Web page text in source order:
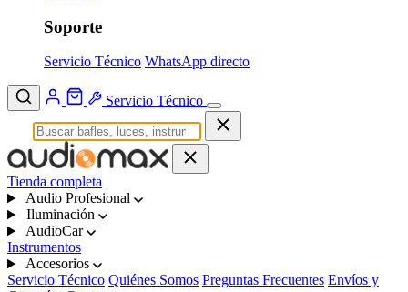
Soporte
Servicio Técnico WhatsApp directo
Servicio Técnico
Tienda completa
Audio Profesional
Iluminación
AudioCar
Instrumentos
Accesorios
Servicio Técnico Quiénes Somos Preguntas Frecuentes Envíos y